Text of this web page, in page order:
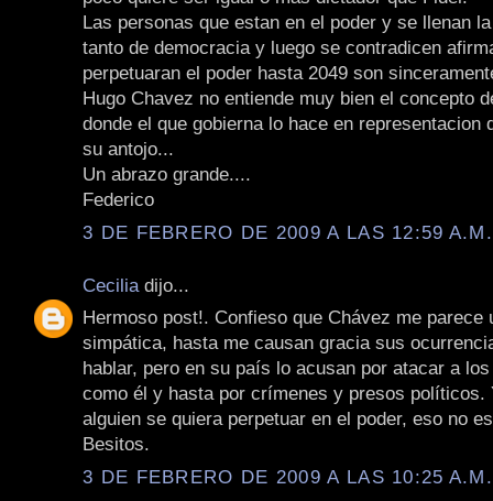
Las personas que estan en el poder y se llenan
tanto de democracia y luego se contradicen
perpetuaran el poder hasta 2049 son
Hugo Chavez no entiende muy bien el concepto
donde el que gobierna lo hace en representacion
su antojo...
Un abrazo grande....
Federico
3 DE FEBRERO DE 2009 A LAS 12:59 A.M.
Cecilia dijo...
Hermoso post!. Confieso que Chávez me parece
simpática, hasta me causan gracia sus
hablar, pero en su país lo acusan por atacar a
como él y hasta por crímenes y presos políticos.
alguien se quiera perpetuar en el poder, eso no
Besitos.
3 DE FEBRERO DE 2009 A LAS 10:25 A.M.